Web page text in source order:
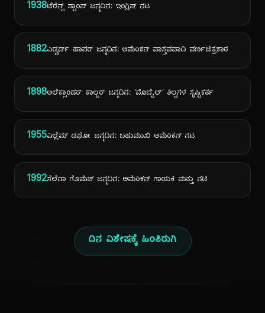
1938ಟೆರೆನ್ಸ್ ಸ್ಟಾಂಪ್ ಜನ್ಮದಿನ: ಇಂಗ್ಲಿಷ್ ನಟ
1882ಎಡ್ವರ್ಡ್ ಹಾಪರ್ ಜನ್ಮದಿನ: ಅಮೆರಿಕನ್ ವಾಸ್ತವವಾದಿ ವರ್ಣಚಿತ್ರಕಾರ
1898ಅಲೆಕ್ಸಾಂಡರ್ ಕಾಲ್ಡರ್ ಜನ್ಮದಿನ: 'ಮೊಬೈಲ್' ಶಿಲ್ಪಗಳ ಸೃಷ್ಟಿಕರ್ತ
1955ವಿಲ್ಲೆಮ್ ಡಫೋ ಜನ್ಮದಿನ: ಬಹುಮುಖಿ ಅಮೆರಿಕನ್ ನಟ
1992ಸೆಲೆನಾ ಗೊಮೆಜ್ ಜನ್ಮದಿನ: ಅಮೆರಿಕನ್ ಗಾಯಕಿ ಮತ್ತು ನಟಿ
ದಿನ ವಿಶೇಷಕ್ಕೆ ಹಿಂತಿರುಗಿ